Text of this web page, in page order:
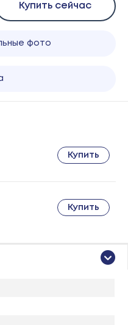
Купить сейчас
фото
Купить
Купить